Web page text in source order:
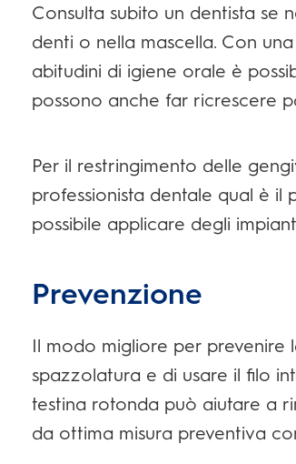
Consulta subito un dentista se
denti o nella mascella. Con
abitudini di igiene orale è
possono anche far ricrescere
Per il restringimento delle
professionista dentale qual è
possibile applicare degli
Prevenzione
Il modo migliore per prevenire
spazzolatura e di usare il filo
testina rotonda può aiutare a
da ottima misura preventiva